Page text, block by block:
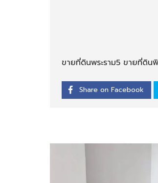
ขายที่ดินพระราม5 ขายที่ดิ
Share on Facebook